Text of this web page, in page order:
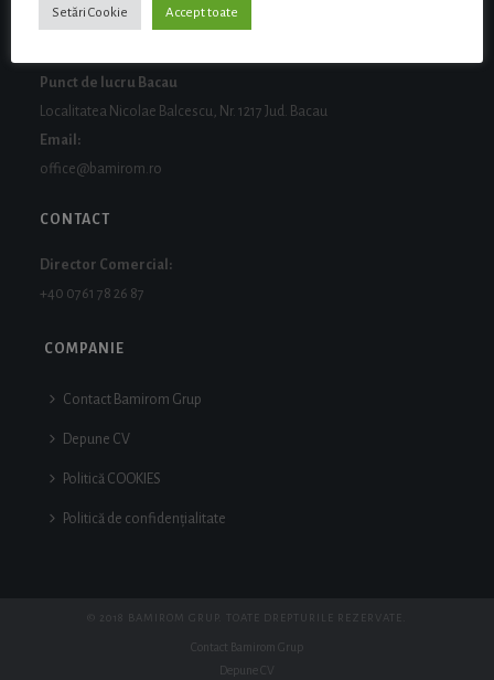
Punct de lucru Bacau
Localitatea Nicolae Balcescu, Nr. 1217 Jud. Bacau
Email:
office@bamirom.ro
CONTACT
Director Comercial:
+40 0761 78 26 87
COMPANIE
Contact Bamirom Grup
Depune CV
Politică COOKIES
Politică de confidențialitate
© 2018 BAMIROM GRUP. TOATE DREPTURILE REZERVATE.
Contact Bamirom Grup
Depune CV
Setări Cookie Accept toate